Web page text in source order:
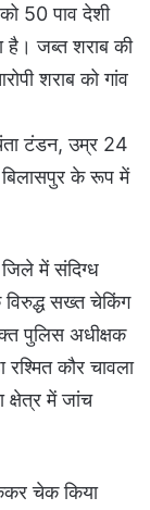
50 पाव देशी
है। जब्त शराब की
शराब को गांव
टंडन, उम्र 24
बिलासपुर के रूप में
में संदिग्ध
सख्त चेकिंग
पुलिस अधीक्षक
कौर चावला
क्षेत्र में जांच
चेक किया